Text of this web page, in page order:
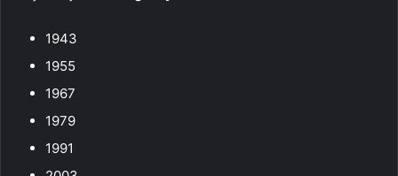
1943
1955
1967
1979
1991